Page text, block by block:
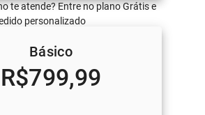
te atende? Entre no plano Grátis e
personalizado
Básico
R$799,99